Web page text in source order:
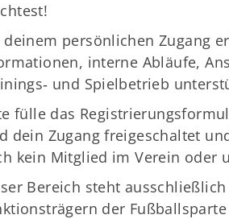
persönlichen Zugang
interne Abläufe,
und Spielbetrieb
fülle das
dein Zugang freigeschaltet
kein Mitglied im Verein oder
Bereich steht
der